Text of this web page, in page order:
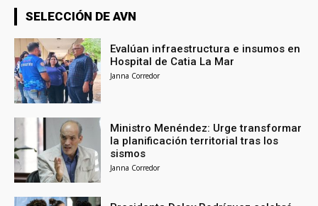
SELECCIÓN DE AVN
Evalúan infraestructura e insumos en
Hospital de Catia La Mar
Janna Corredor
Ministro Menéndez: Urge transformar
la planificación territorial tras los
sismos
Janna Corredor